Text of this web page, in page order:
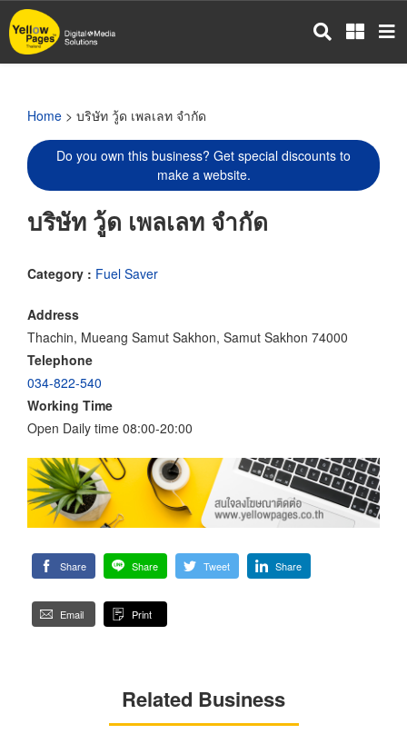
Skip
to
main
Home > บริษัท วู้ด เพลเลท จำกัด
Do you own this business? Get special discounts to
make a website.
บริษัท วู้ด เพลเลท จำกัด
Category : Fuel Saver
Address
Thachin, Mueang Samut Sakhon, Samut Sakhon 74000
Telephone
034-822-540
Working Time
Open Daily time 08:00-20:00
Share Share Tweet Share
Email Print
Related Business